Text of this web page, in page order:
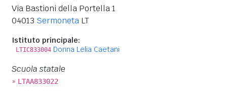
Via Bastioni della Portella 1
04013 Sermoneta LT
Istituto principale:
LTIC833004 Donna Lelia Caetani
Scuola statale
» LTAA833022